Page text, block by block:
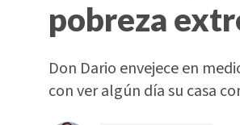
pobreza
Don Dario envejece en
con ver algún día su casa